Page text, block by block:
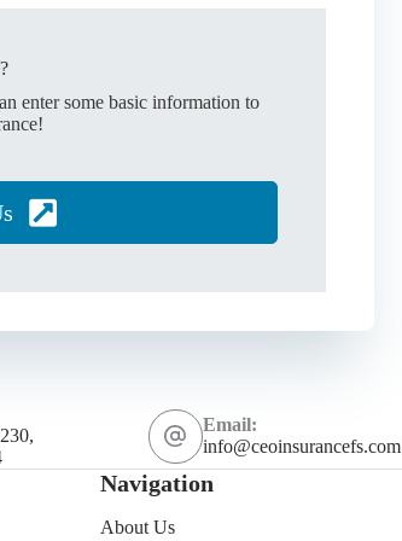
enter some basic information to
Email:
info@ceoinsurancefs.com
Navigation
About Us